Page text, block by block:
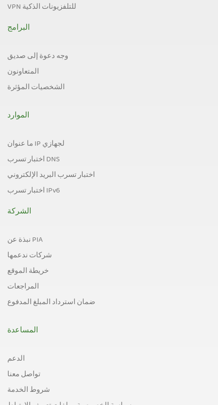
VPN للتلفزيونات الذكية
البرامج
وجه دعوة إلى صديق
المتعاونون
الشخصيات المؤثرة
الموارد
ما عنوان IP لجهازي
اختبار تسرب DNS
اختبار تسرب البريد الإلكتروني
اختبار تسرب IPv6
الشركة
نبذة عن PIA
شركات ندعمها
خريطة الموقع
المراجعات
ضمان استرداد المبلغ المدفوع
المساعدة
الدعم
تواصل معنا
شروط الخدمة